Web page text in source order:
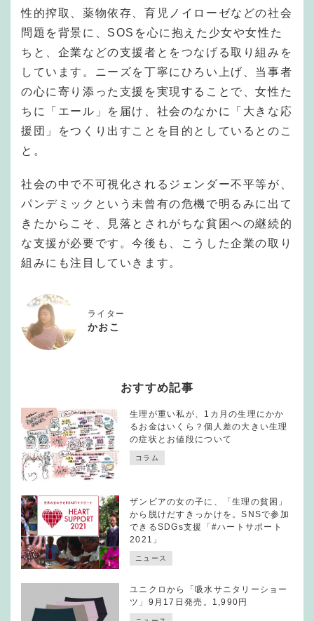
性的搾取、薬物依存、育児ノイローゼなどの社会
問題を背景に、SOSを心に抱えた少女や女性た
ちと、企業などの支援者とをつなげる取り組みを
しています。ニーズを丁寧にひろい上げ、当事者
の心に寄り添った支援を実現することで、女性た
ちに「エール」を届け、社会のなかに「大きな応
援団」をつくり出すことを目的としているとのこ
と。
社会の中で不可視化されるジェンダー不平等が、
パンデミックという未曾有の危機で明るみに出て
きたからこそ、見落とされがちな貧困への継続的
な支援が必要です。今後も、こうした企業の取り
組みにも注目していきます。
ライター
かおこ
おすすめ記事
生理が重い私が、1カ月の生理にかか
るお金はいくら？個人差の大きい生理
の症状とお値段について
コラム
ザンビアの女の子に、「生理の貧困」
から脱けだすきっかけを。SNSで参加
できるSDGs支援「#ハートサポート
2021」
ニュース
ユニクロから「吸水サニタリーショー
ツ」9月17日発売。1,990円